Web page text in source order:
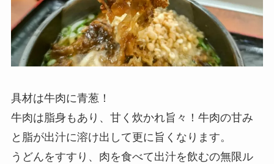
具材は牛肉に青葱！
牛肉は脂身もあり、甘く炊かれ旨々！牛肉の甘み
と脂が出汁に溶け出して更に旨くなります。
うどんをすすり、肉を食べて出汁を飲むの無限ル